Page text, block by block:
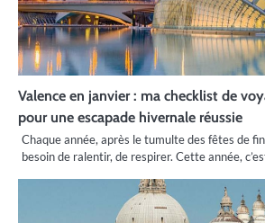
Valence en janvier : ma checklist de
pour une escapade hivernale réussie
Chaque année, après le tumulte des fêtes de fin
besoin de ralentir, de respirer. Cette année,